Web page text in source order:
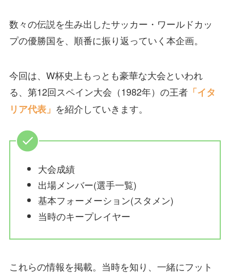
数々の伝説を生み出したサッカー・ワールドカッ
プの優勝国を、順番に振り返っていく本企画。
今回は、W杯史上もっとも豪華な大会といわれ
る、第12回スペイン大会（1982年）の王者「イタ
リア代表」 を紹介していきます。
大会成績
出場メンバー(選手一覧)
基本フォーメーション(スタメン)
当時のキープレイヤー
これらの情報を掲載。当時を知り、一緒にフット